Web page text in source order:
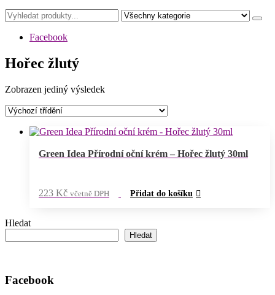
Facebook
Hořec žlutý
Zobrazen jediný výsledek
Green Idea Přírodní oční krém – Hořec žlutý 30ml
223 Kč včetně DPH Přidat do košíku
Hledat
Hledat
Facebook